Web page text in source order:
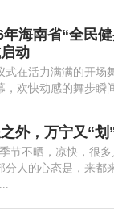
年海南省“全民
动
式在活力满满的开场
，欢快动感的舞步瞬
外，万宁又“划
节不晒，凉快，很
分人的心态是，来都